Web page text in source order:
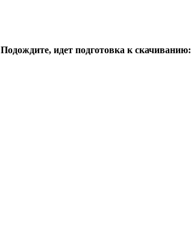
Подождите, идет подготовка к скачиванию: